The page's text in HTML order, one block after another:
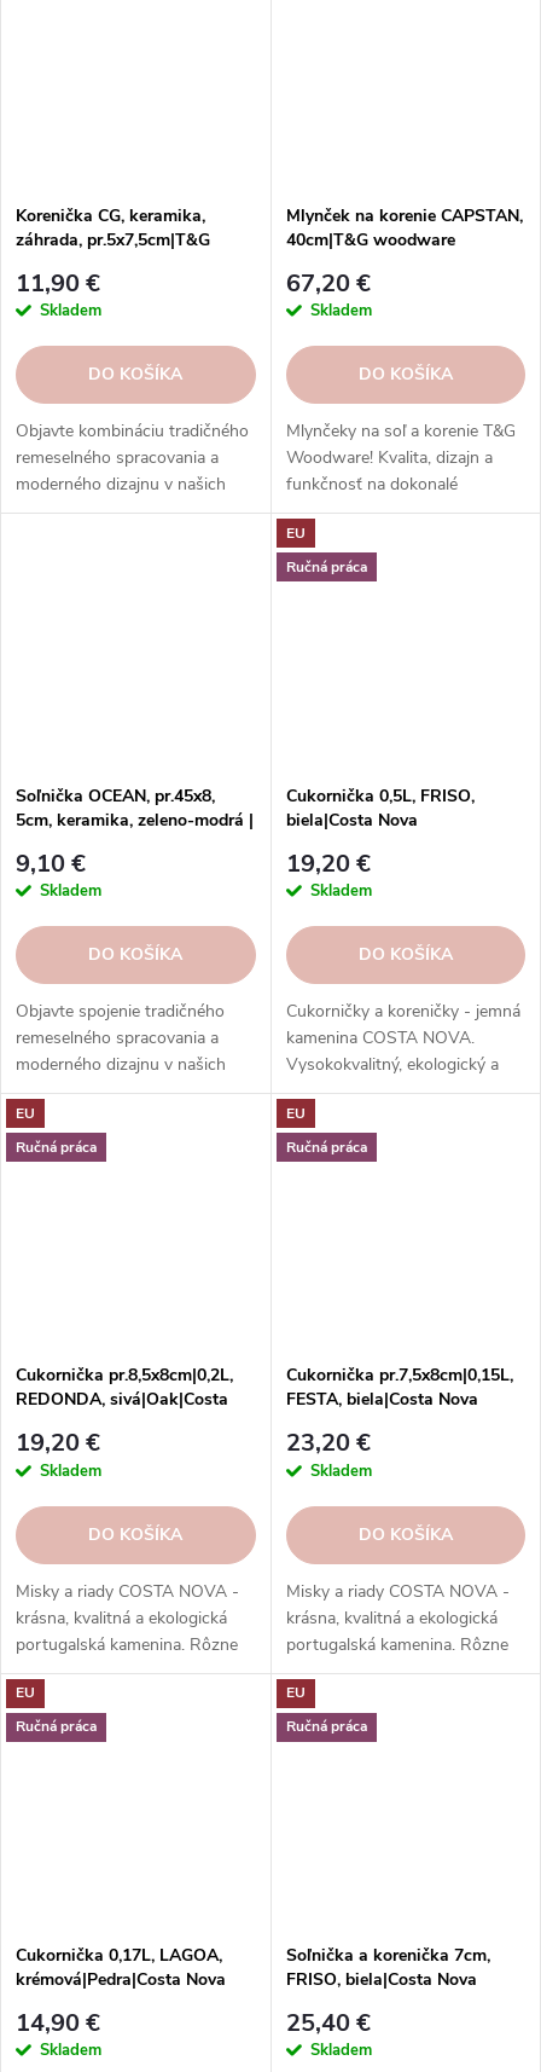
Korenička CG, keramika,
záhrada, pr.5x7,5cm|T&G
11,90 €
Skladem
DO KOŠÍKA
Objavte kombináciu tradičného
remeselného spracovania a
moderného dizajnu v našich
krásnych keramických
Mlynček na korenie CAPSTAN,
40cm|T&G woodware
67,20 €
Skladem
DO KOŠÍKA
Mlynčeky na soľ a korenie T&G
Woodware! Kvalita, dizajn a
funkčnosť na dokonalé
dochutenie jedla.
Soľnička OCEAN, pr.45x8,
5cm, keramika, zeleno-modrá |
9,10 €
Skladem
DO KOŠÍKA
Objavte spojenie tradičného
remeselného spracovania a
moderného dizajnu v našich
nádherných keramických
soľničkách a koreničkách od
spoločnosti T&G Woodware!
EU
Ručná práca
Cukornička 0,5L, FRISO,
biela|Costa Nova
19,20 €
Skladem
DO KOŠÍKA
Cukorničky a koreničky - jemná
kamenina COSTA NOVA.
Vysokokvalitný, ekologický a
elegantný riad na dochucovanie
a servírovanie jedál.
Vysokokvalitné, odolné a ľahko
EU
Ručná práca
Cukornička pr.8,5x8cm|0,2L,
REDONDA, sivá|Oak|Costa
19,20 €
Skladem
DO KOŠÍKA
Misky a riady COSTA NOVA -
krásna, kvalitná a ekologická
portugalská kamenina. Rôzne
tvary, farby, vzory a veľkosti.
Objednajte si ich v našom e-
shope.
EU
Ručná práca
Cukornička pr.7,5x8cm|0,15L,
FESTA, biela|Costa Nova
23,20 €
Skladem
DO KOŠÍKA
Misky a riady COSTA NOVA -
krásna, kvalitná a ekologická
portugalská kamenina. Rôzne
tvary, farby, vzory a veľkosti.
Objednajte si ich v našom e-
shope.
EU
Ručná práca
Cukornička 0,17L, LAGOA,
krémová|Pedra|Costa Nova
14,90 €
Skladem
EU
Ručná práca
Soľnička a korenička 7cm,
FRISO, biela|Costa Nova
25,40 €
Skladem